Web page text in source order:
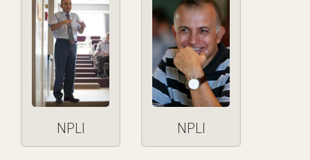
NPLI NPLI